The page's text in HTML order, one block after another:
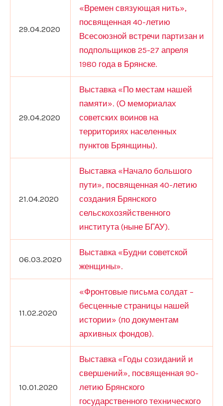
29.04.2020
«Времен связующая нить»,
посвященная 40-летию
Всесоюзной встречи партизан и
подпольщиков 25-27 апреля
1980 года в Брянске.
29.04.2020
Выставка «По местам нашей
памяти». (О мемориалах
советских воинов на
территориях населенных
пунктов Брянщины).
21.04.2020
Выставка «Начало большого
пути», посвященная 40-летию
создания Брянского
сельскохозяйственного
института (ныне БГАУ).
06.03.2020
Выставка «Будни советской
женщины».
11.02.2020
«Фронтовые письма солдат –
бесценные страницы нашей
истории» (по документам
архивных фондов).
10.01.2020
Выставка «Годы созиданий и
свершений», посвященная 90-
летию Брянского
государственного технического